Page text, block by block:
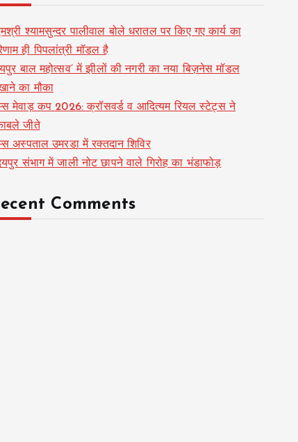
श्यामसुन्दर पालीवाल बोले धरातल पर किए गए कार्य का
ही पिपलांत्री मॉडल है
बाल महोत्सव’ में झीलों की नगरी का नया बिज़नेस मॉडल
का मौका
मेवाड़ कप 2026: क्रॉसवर्ड व आदित्यम रियल स्टेट्स ने
जीते
अस्पताल उमरडा में रक्तदान शिविर
संभाग में जाली नोट छापने वाले गिरोह का भंडाफोड़
Comments